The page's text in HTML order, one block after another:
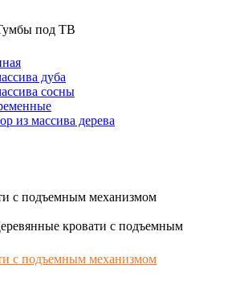
под ТВ
дуба
сосны
из массива дерева
с подъемным механизмом
кровати с подъемным
с подъемным механизмом